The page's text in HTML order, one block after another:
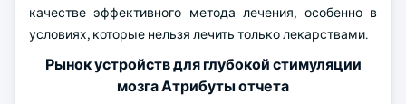
качестве эффективного метода лечения, особенно в
условиях, которые нельзя лечить только лекарствами.
Рынок устройств для глубокой стимуляции
мозга Атрибуты отчета